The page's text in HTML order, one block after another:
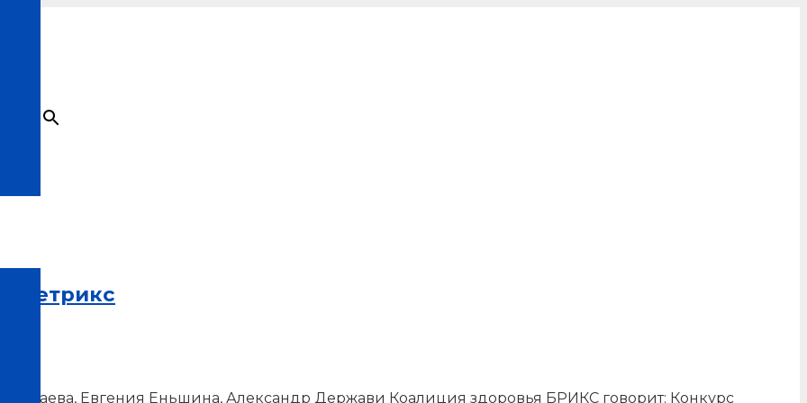
Евгения Еньшина, Александр Держави Коалиция здоровья БРИКС говорит: Конкурс